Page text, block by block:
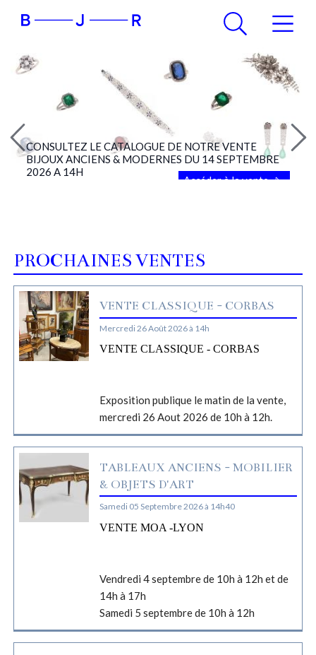
CONSULTEZ LE CATALOGUE DE NOTRE VENTE
BIJOUX ANCIENS & MODERNES DU 14 SEPTEMBRE
2026 A 14H
Accéder à la vente
PROCHAINES VENTES
VENTE CLASSIQUE - CORBAS
Mercredi 26 Août 2026 à 14h
VENTE CLASSIQUE - CORBAS
Exposition publique le matin de la vente,
mercredi 26 Aout 2026 de 10h à 12h.
TABLEAUX ANCIENS - MOBILIER
& OBJETS D'ART
Samedi 05 Septembre 2026 à 14h40
VENTE MOA -LYON
Vendredi 4 septembre de 10h à 12h et de
14h à 17h
Samedi 5 septembre de 10h à 12h